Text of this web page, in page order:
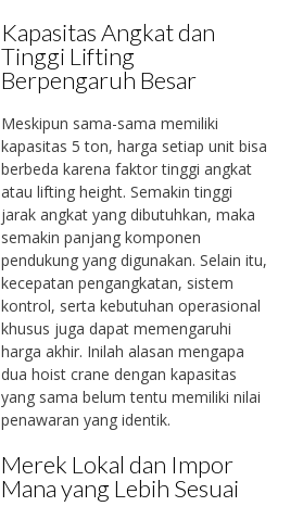
Kapasitas Angkat dan
Tinggi Lifting
Berpengaruh Besar
Meskipun sama-sama memiliki
kapasitas 5 ton, harga setiap unit bisa
berbeda karena faktor tinggi angkat
atau lifting height. Semakin tinggi
jarak angkat yang dibutuhkan, maka
semakin panjang komponen
pendukung yang digunakan. Selain itu,
kecepatan pengangkatan, sistem
kontrol, serta kebutuhan operasional
khusus juga dapat memengaruhi
harga akhir. Inilah alasan mengapa
dua hoist crane dengan kapasitas
yang sama belum tentu memiliki nilai
penawaran yang identik.
Merek Lokal dan Impor
Mana yang Lebih Sesuai